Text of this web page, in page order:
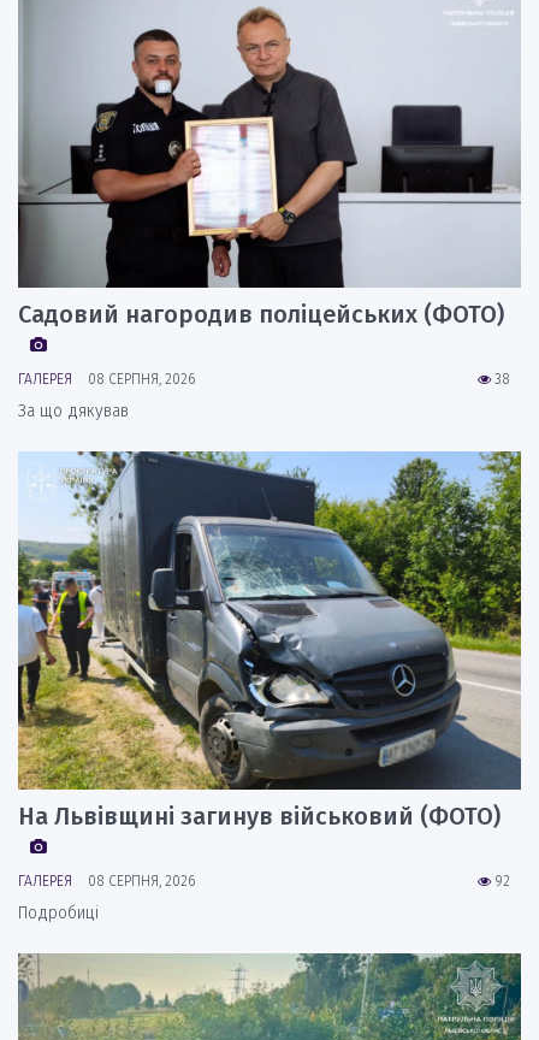
Садовий нагородив поліцейських (ФОТО)
38
ГАЛЕРЕЯ 08 СЕРПНЯ, 2026
За що дякував
На Львівщині загинув військовий (ФОТО)
92
ГАЛЕРЕЯ 08 СЕРПНЯ, 2026
Подробиці